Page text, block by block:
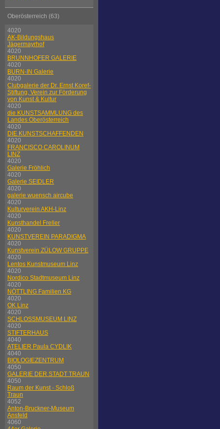
Oberösterreich (63)
4020
AK-Bildungshaus
Jägermayrhof
4020
BRUNNHOFER GALERIE
4020
BURN-IN Galerie
4020
Clubgalerie der Dr. Ernst Koref-
Stiftung, Verein zur Förderung
von Kunst & Kultur
4020
die KUNSTSAMMLUNG des
Landes Oberösterreich
4020
DIE KUNSTSCHAFFENDEN
4020
FRANCISCO CAROLINUM
LINZ
4020
Galerie Fröhlich
4020
Galerie SEIDLER
4020
galerie wuensch aircube
4020
Kulturverein AKH-Linz
4020
Kunsthandel Freller
4020
KUNSTVEREIN PARADIGMA
4020
Kunstverein ZÜLOW GRUPPE
4020
Lentos Kunstmuseum Linz
4020
Nordico Stadtmuseum Linz
4020
NÖTTLING Familien KG
4020
OK Linz
4020
SCHLOSSMUSEUM LINZ
4020
STIFTERHAUS
4040
ATELIER Paula CYDLIK
4040
BIOLOGIEZENTRUM
4050
GALERIE DER STADT TRAUN
4050
Raum der Kunst - Schloß
Traun
4052
Anton-Bruckner-Museum
Ansfeld
4060